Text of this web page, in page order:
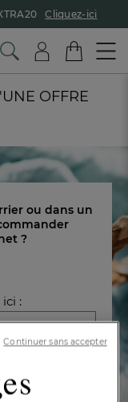
Cliquez-ici
OFFRE
ou dans un
?
:
Continuer sans accepter